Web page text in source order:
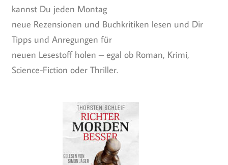
kannst Du jeden Montag
neue Rezensionen und Buchkritiken lesen und Dir
Tipps und Anregungen für
neuen Lesestoff holen – egal ob Roman, Krimi,
Science-Fiction oder Thriller.